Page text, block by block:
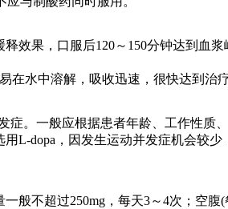
效果，口服后120～150分钟达到血
在水中溶解，吸收迅速，很快达到治
症。一般应根据患者年龄、工作性质
L-dopa，因发生运动并发症机会较少
般不超过250mg，每天3～4次；空腹